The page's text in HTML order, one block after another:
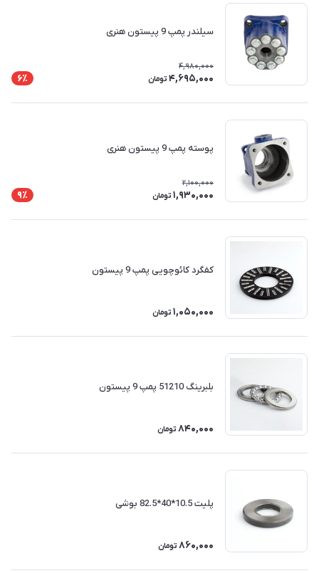
سیلندر پمپ 9 پیستون هنری
4,980,000
4,695,000 تومان 6٪
پوسته پمپ 9 پیستون هنری
2,100,000
1,930,000 تومان 9٪
کفگرد کائوچویی پمپ 9 پیستون
1,050,000 تومان
بلبرینگ 51210 پمپ 9 پیستون
840,000 تومان
پلیت 10.5*40*82.5 بوشی
860,000 تومان